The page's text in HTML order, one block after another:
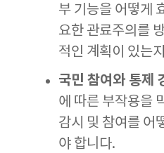
부 기능을 어떻게
요한 관료주의를
적인 계획이 있는
국민 참여와 통제
에 따른 부작용을
감시 및 참여를 어
야 합니다.